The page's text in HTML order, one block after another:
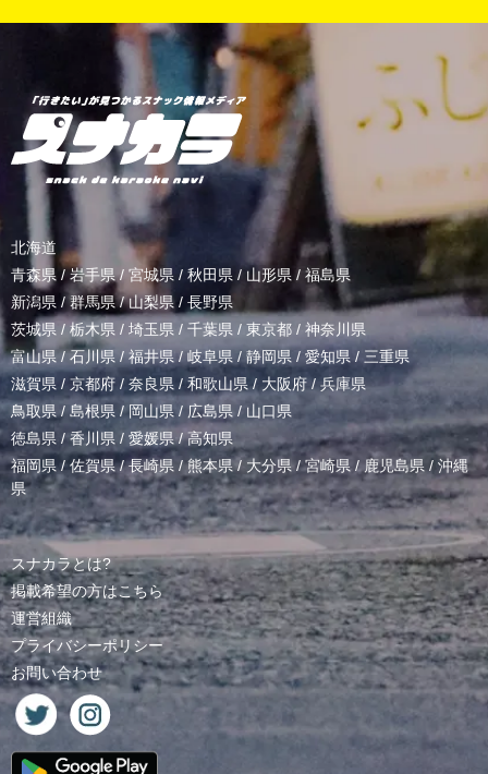
北海道
青森県 / 岩手県/ 宮城県 / 秋田県 / 山形県/ 福島県
新潟県 /群馬県/山梨県 / 長野県
茨城県 / 栃木県 / 埼玉県 / 千葉県 / 東京都 / 神奈川県
富山県 /石川県/福井県/岐阜県 / 静岡県 / 愛知県 / 三重県
滋賀県 / 京都府 / 奈良県 / 和歌山県/ 大阪府 /兵庫県
鳥取県/ 島根県 /岡山県/ 広島県 / 山口県
徳島県 /香川県 / 愛媛県/高知県
福岡県/佐賀県/長崎県 /熊本県/ 大分県/宮崎県 /鹿児島県 / 沖縄
県
スナカラとは?
掲載希望の方はこちら
運営組織
プライバシーポリシー
お問い合わせ